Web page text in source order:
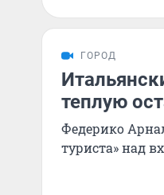
ГОРОД
теплую
Федерико
туриста» над